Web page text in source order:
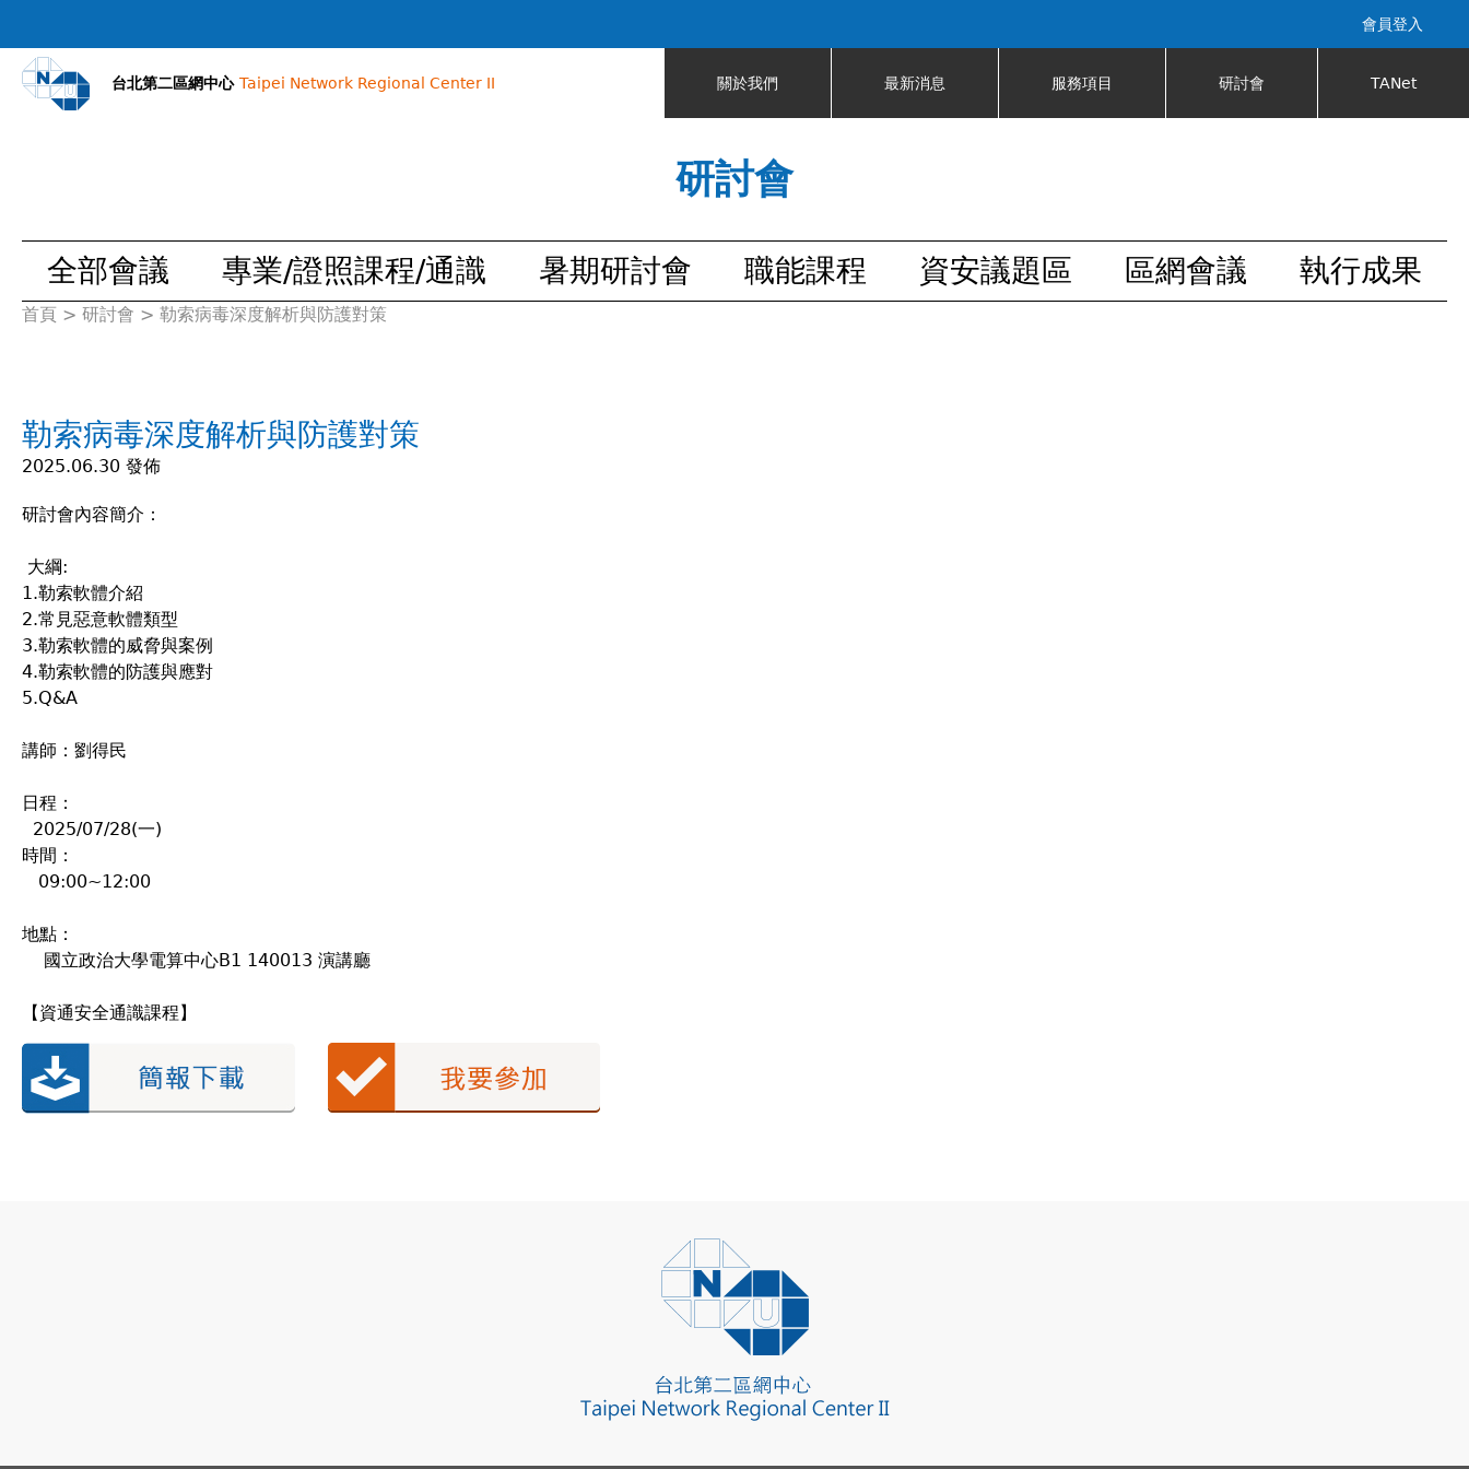
會員登入
台北第二區網中心 Taipei Network Regional Center II 關於我們 最新消息 服務項目 研討會 TANet
研討會
全部會議 專業/證照課程/通識 暑期研討會 職能課程 資安議題區 區網會議 執行成果
您
這
首頁 > 研討會 > 勒索病毒深度解析與防護對策
勒索病毒深度解析與防護對策
2025.06.30 發佈
研討會內容簡介：
大綱:
1.勒索軟體介紹
2.常見惡意軟體類型
3.勒索軟體的威脅與案例
4.勒索軟體的防護與應對
5.Q&A
講師：劉得民
日程：
2025/07/28(一)
時間：
09:00~12:00
地點：
國立政治大學電算中心B1 140013 演講廳
【資通安全通識課程】